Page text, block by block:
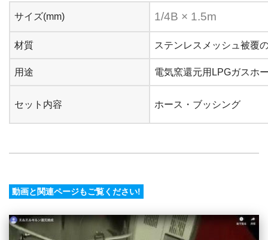
サイズ(mm) 1/4B × 1.5m
材質 ステンレスメッシュ被覆
用途 電気窯還元用LPGガスホ
セット内容 ホース・ブッシング
動画と関連ページもご覧ください!